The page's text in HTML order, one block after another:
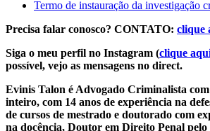
Termo de instauração da investigação
Precisa falar conosco? CONTATO: clique
Siga o meu perfil no Instagram (clique
possível, vejo as mensagens no direct.
Evinis Talon é Advogado Criminalista
inteiro, com 14 anos de experiência na
de cursos de mestrado e doutorado com
na docência, Doutor em Direito Penal